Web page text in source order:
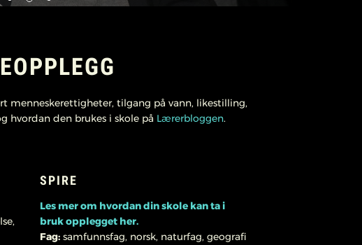
tilgang på vann, likestilling,
hvordan den brukes i skole på Lærerbloggen.
SPIRE
Les mer om hvordan din skole kan ta i
bruk opplegget her.
Fag:samfunnsfag, norsk, naturfag, geografi